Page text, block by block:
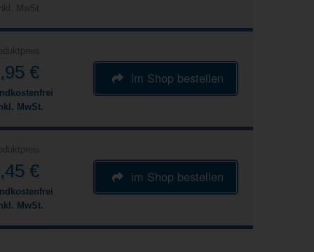
MwSt.
€
MwSt.
im Shop bestellen
€
MwSt.
im Shop bestellen